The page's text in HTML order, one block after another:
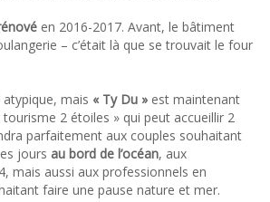
en 2016-2017. Avant, le bâtiment
– c’était là que se trouvait le four
atypique, mais « Ty Du » est maintenant
2 étoiles » qui peut accueillir 2
parfaitement aux couples souhaitant
jours au bord de l’océan, aux
mais aussi aux professionnels en
faire une pause nature et mer.